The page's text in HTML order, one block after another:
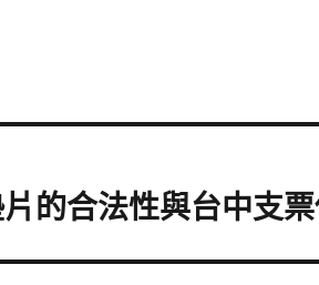
的合法性與台中支